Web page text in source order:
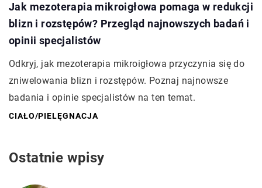
Jak mezoterapia mikroigłowa pomaga w redukcji
blizn i rozstępów? Przegląd najnowszych badań i
opinii specjalistów
Odkryj, jak mezoterapia mikroigłowa przyczynia się do
zniwelowania blizn i rozstępów. Poznaj najnowsze
badania i opinie specjalistów na ten temat.
CIAŁO/PIELĘGNACJA
Ostatnie wpisy